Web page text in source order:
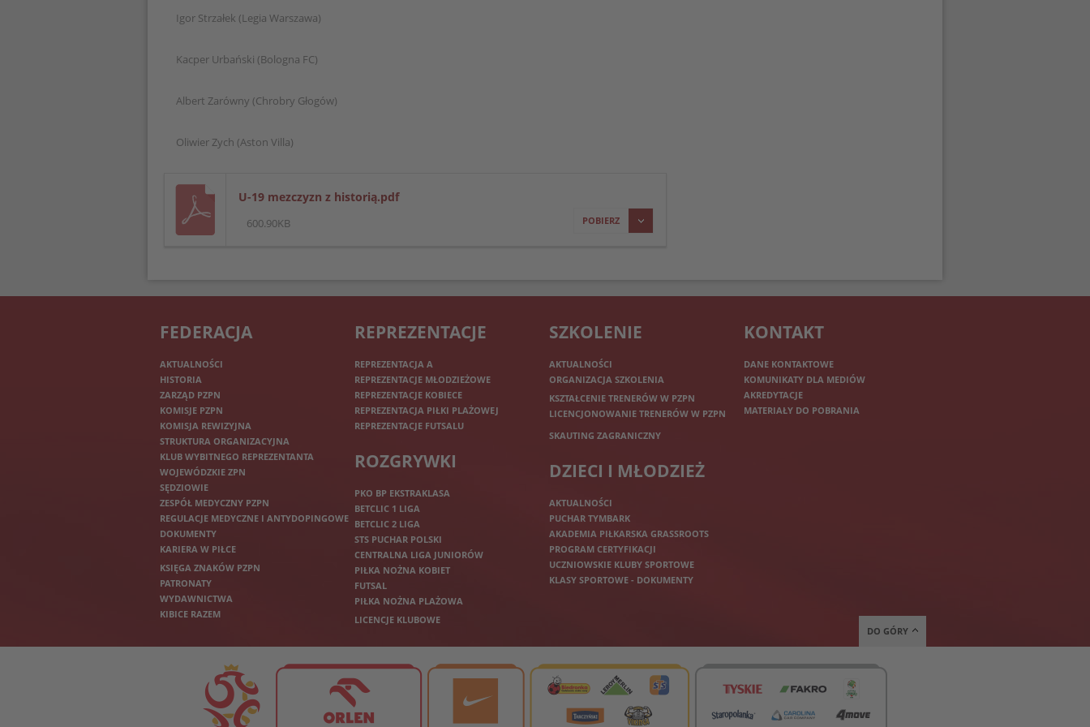
Igor Strzałek (Legia Warszawa)
Kacper Urbański (Bologna FC)
Albert Zarówny (Chrobry Głogów)
Oliwier Zych (Aston Villa)
POBIERZ
U-19 mezczyzn z historią.pdf
600.90KB
FEDERACJA
AKTUALNOŚCI
HISTORIA
ZARZĄD PZPN
KOMISJE PZPN
KOMISJA REWIZYJNA
STRUKTURA ORGANIZACYJNA
KLUB WYBITNEGO REPREZENTANTA
WOJEWÓDZKIE ZPN
SĘDZIOWIE
ZESPÓŁ MEDYCZNY PZPN
REGULACJE MEDYCZNE I ANTYDOPINGOWE
DOKUMENTY
KARIERA W PIŁCE
KSIĘGA ZNAKÓW PZPN
PATRONATY
WYDAWNICTWA
KIBICE RAZEM
REPREZENTACJE
REPREZENTACJA A
REPREZENTACJE MŁODZIEŻOWE
REPREZENTACJE KOBIECE
REPREZENTACJA PIŁKI PLAŻOWEJ
REPREZENTACJE FUTSALU
ROZGRYWKI
PKO BP EKSTRAKLASA
BETCLIC 1 LIGA
BETCLIC 2 LIGA
STS PUCHAR POLSKI
CENTRALNA LIGA JUNIORÓW
PIŁKA NOŻNA KOBIET
FUTSAL
PIŁKA NOŻNA PLAŻOWA
LICENCJE KLUBOWE
SZKOLENIE
AKTUALNOŚCI
ORGANIZACJA SZKOLENIA
KSZTAŁCENIE TRENERÓW W PZPN
LICENCJONOWANIE TRENERÓW W PZPN
SKAUTING ZAGRANICZNY
DZIECI I MŁODZIEŻ
AKTUALNOŚCI
PUCHAR TYMBARK
AKADEMIA PIŁKARSKA GRASSROOTS
PROGRAM CERTYFIKACJI
UCZNIOWSKIE KLUBY SPORTOWE
KLASY SPORTOWE - DOKUMENTY
KONTAKT
DANE KONTAKTOWE
KOMUNIKATY DLA MEDIÓW
AKREDYTACJE
MATERIAŁY DO POBRANIA
DO GÓRY